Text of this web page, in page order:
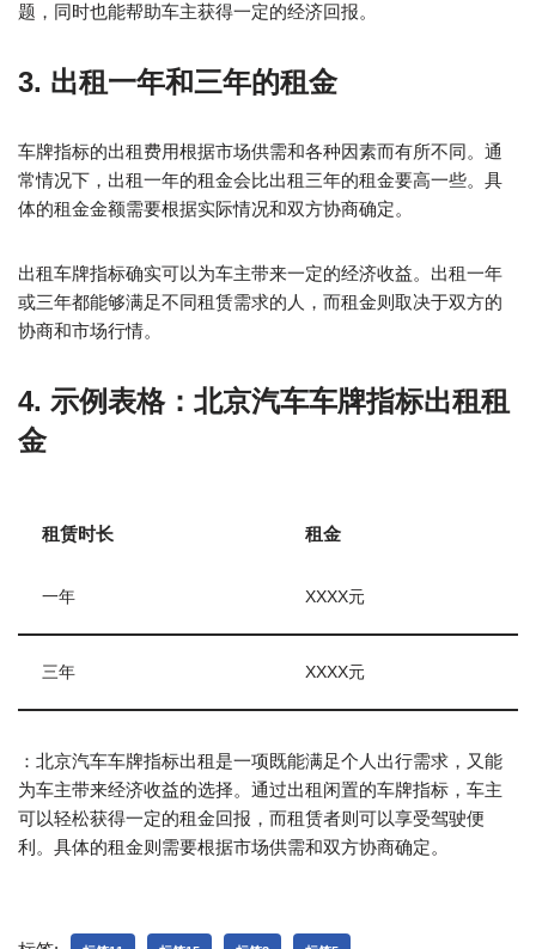
题，同时也能帮助车主获得一定的经济回报。
3. 出租一年和三年的租金
车牌指标的出租费用根据市场供需和各种因素而有所不同。通
常情况下，出租一年的租金会比出租三年的租金要高一些。具
体的租金金额需要根据实际情况和双方协商确定。
出租车牌指标确实可以为车主带来一定的经济收益。出租一年
或三年都能够满足不同租赁需求的人，而租金则取决于双方的
协商和市场行情。
4. 示例表格：北京汽车车牌指标出租租
金
租赁时长 租金
一年 XXXX元
三年 XXXX元
：北京汽车车牌指标出租是一项既能满足个人出行需求，又能
为车主带来经济收益的选择。通过出租闲置的车牌指标，车主
可以轻松获得一定的租金回报，而租赁者则可以享受驾驶便
利。具体的租金则需要根据市场供需和双方协商确定。